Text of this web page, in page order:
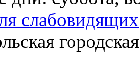
слабовидящих